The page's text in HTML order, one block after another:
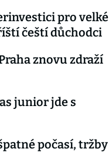
pro velké
čeští důchodci
znovu zdraží
junior jde s
počasí, tržby